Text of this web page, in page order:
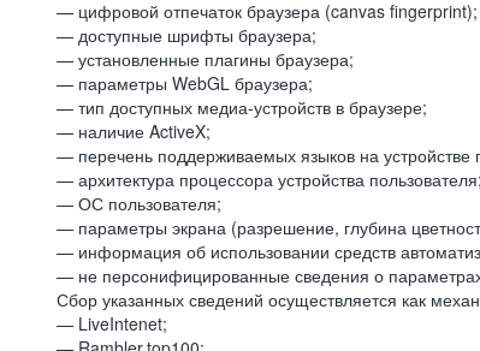
— цифровой отпечаток браузера (canvas fingerprint);
— доступные шрифты браузера;
— установленные плагины браузера;
— параметры WebGL браузера;
— тип доступных медиа-устройств в браузере;
— наличие ActiveX;
— перечень поддерживаемых языков на устройстве
— архитектура процессора устройства пользователя;
— ОС пользователя;
— параметры экрана (разрешение, глубина
— информация об использовании средств
— не персонифицированные сведения о
Сбор указанных сведений осуществляется как
— LiveIntenet;